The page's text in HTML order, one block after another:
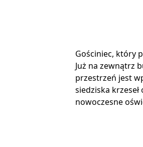
Gościniec, który
Już na zewnątrz
przestrzeń jest
siedziska
nowoczesne